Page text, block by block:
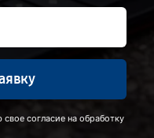
согласие на обработку